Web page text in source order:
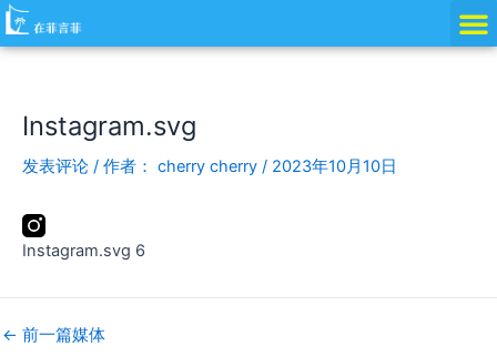
跳
至
Instagram.svg
发表评论 / 作者： cherry cherry / 2023年10月10日
Instagram.svg 6
Post
navigation
← 前一篇媒体